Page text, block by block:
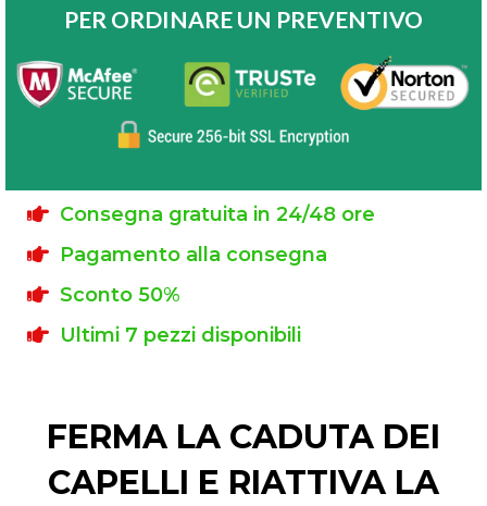
PER ORDINARE UN PREVENTIVO
Consegna gratuita in 24/48 ore
Pagamento alla consegna
Sconto 50%
Ultimi 7 pezzi disponibili
FERMA LA CADUTA DEI
CAPELLI E RIATTIVA LA